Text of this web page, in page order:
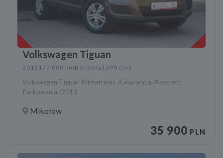
Volkswagen Tiguan
2013 177 000 km Benzyna 1390 cm3
Volkswagen Tiguan Klimatronic /Gwarancja /Asystent
Parkowania /2013
Mikołów
35 900 PLN